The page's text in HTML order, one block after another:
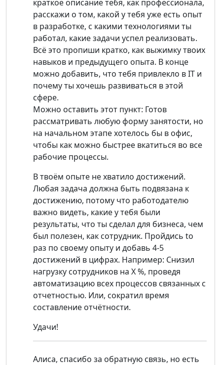
краткое описание тебя, как профессионала,
расскажи о том, какой у тебя уже есть опыт
в разработке, с какими технологиями ты
работал, какие задачи успел реализовать.
Всё это пропиши кратко, как выжимку твоих
навыков и предыдущего опыта. В конце
можно добавить, что тебя привлекло в IT и
почему ты хочешь развиваться в этой
сфере.
Можно оставить этот пункт: Готов
рассматривать любую форму занятости, но
на начальном этапе хотелось бы в офис,
чтобы как можно быстрее вкатиться во все
рабочие процессы.
В твоём опыте не хватило достижений.
Любая задача должна быть подвязана к
достижению, потому что работодателю
важно видеть, какие у тебя были
результаты, что ты сделал для бизнеса, чем
был полезен, как сотрудник. Пройдись to
раз по своему опыту и добавь 4-5
достижений в цифрах. Например: Снизил
нагрузку сотрудников на Х %, проведя
автоматизацию всех процессов связанных с
отчетностью. Или, сократил время
составление отчётности.
Удачи!
Алиса, спасибо за обратную связь, но есть